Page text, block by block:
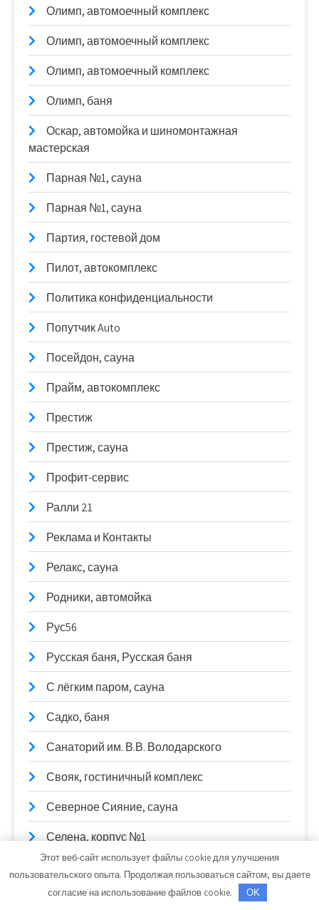
Олимп, автомоечный комплекс
Олимп, автомоечный комплекс
Олимп, автомоечный комплекс
Олимп, баня
Оскар, автомойка и шиномонтажная
мастерская
Парная №1, сауна
Парная №1, сауна
Партия, гостевой дом
Пилот, автокомплекс
Политика конфиденциальности
Попутчик Auto
Посейдон, сауна
Прайм, автокомплекс
Престиж
Престиж, сауна
Профит-сервис
Ралли 21
Реклама и Контакты
Релакс, сауна
Родники, автомойка
Рус56
Русская баня, Русская баня
С лёгким паром, сауна
Садко, баня
Санаторий им. В.В. Володарского
Свояк, гостиничный комплекс
Северное Сияние, сауна
Селена, корпус №1
Селена, корпус №1
Сибирский Кардан, СТО
Этот веб-сайт использует файлы cookie для улучшения
пользовательского опыта. Продолжая пользоваться сайтом, вы даете
согласие на использование файлов cookie.
OK